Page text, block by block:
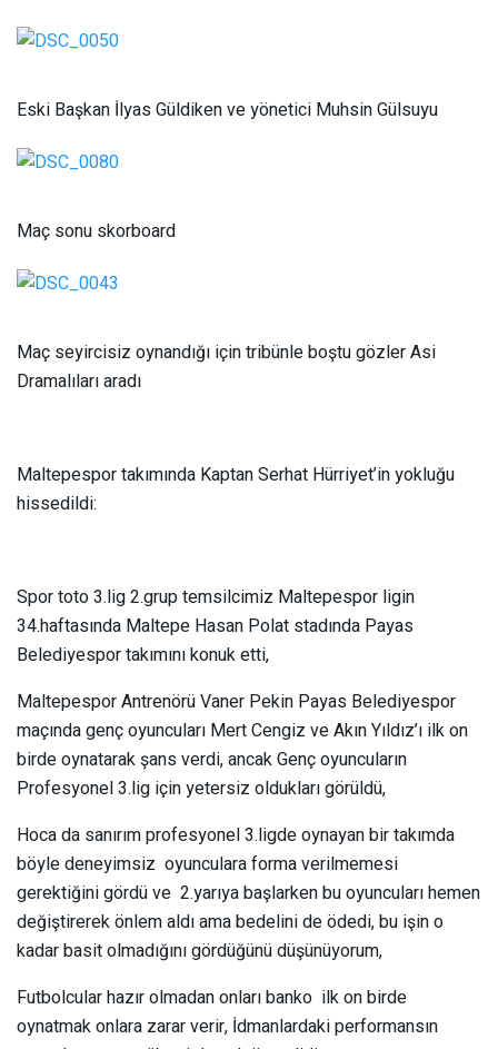
Eski Başkan İlyas Güldiken ve yönetici Muhsin Gülsuyu
Maç sonu skorboard
Maç seyircisiz oynandığı için tribünle boştu gözler Asi
Dramalıları aradı
Maltepespor takımında Kaptan Serhat Hürriyet’in yokluğu
hissedildi:
Spor toto 3.lig 2.grup temsilcimiz Maltepespor ligin
34.haftasında Maltepe Hasan Polat stadında Payas
Belediyespor takımını konuk etti,
Maltepespor Antrenörü Vaner Pekin Payas Belediyespor
maçında genç oyuncuları Mert Cengiz ve Akın Yıldız’ı ilk on
birde oynatarak şans verdi, ancak Genç oyuncuların
Profesyonel 3.lig için yetersiz oldukları görüldü,
Hoca da sanırım profesyonel 3.ligde oynayan bir takımda
böyle deneyimsiz oyunculara forma verilmemesi
gerektiğini gördü ve 2.yarıya başlarken bu oyuncuları hemen
değiştirerek önlem aldı ama bedelini de ödedi, bu işin o
kadar basit olmadığını gördüğünü düşünüyorum,
Futbolcular hazır olmadan onları banko ilk on birde
oynatmak onlara zarar verir, İdmanlardaki performansın